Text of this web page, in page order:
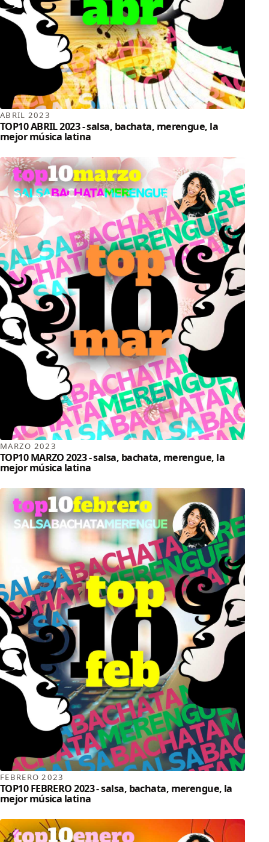
ABRIL 2023
TOP10 ABRIL 2023 - salsa, bachata, merengue, la
mejor música latina
MARZO 2023
TOP10 MARZO 2023 - salsa, bachata, merengue, la
mejor música latina
FEBRERO 2023
TOP10 FEBRERO 2023 - salsa, bachata, merengue, la
mejor música latina